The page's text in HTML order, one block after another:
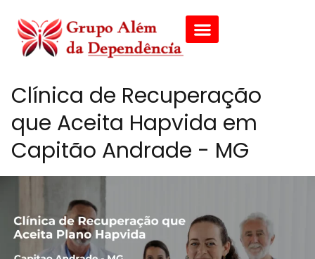
Clínica de Recuperação
que Aceita Hapvida em
Capitão Andrade - MG